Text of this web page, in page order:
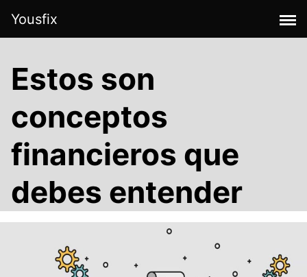
content
Yousfix
Estos son
conceptos
financieros que
debes entender